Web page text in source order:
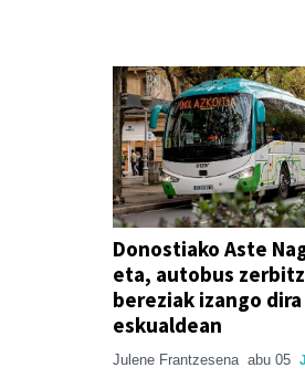
Donostiako Aste
eta, autobus
bereziak izango dira
eskualdean
Julene Frantzesena abu 05